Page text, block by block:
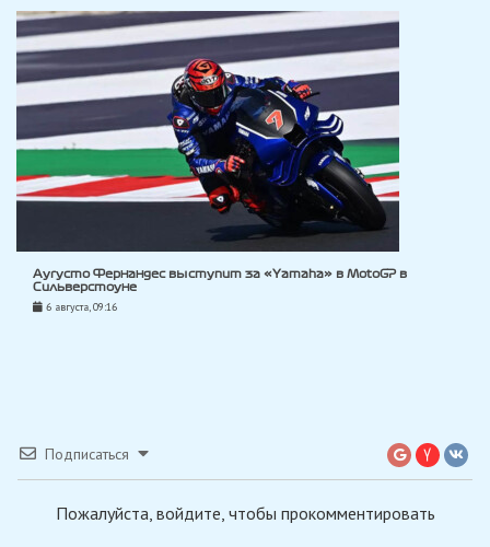
Аугусто Фернандес выступит за «Yamaha» в MotoGP в
Сильверстоуне
6 августа, 09:16
Подписаться
Пожалуйста, войдите, чтобы прокомментировать